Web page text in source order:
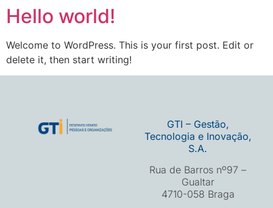
Hello world!
Welcome to WordPress. This is your first post. Edit or
delete it, then start writing!
GTI – Gestão,
Tecnologia e Inovação,
S.A.
Rua de Barros nº97 –
Gualtar
4710-058 Braga